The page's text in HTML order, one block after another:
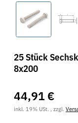
25 Stück
8x200
44,91 €
inkl. 19% USt. , zzgl.